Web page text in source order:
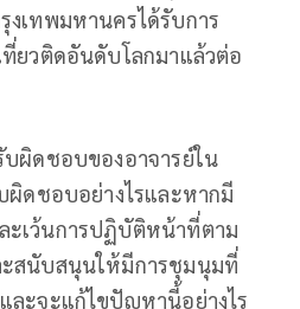
งเทพ​มหานคร​ได้รับการ
ที่ยวติดอันดับ​โลกมาแล้วต่อ
บผิดชอบ​ของอาจารย์ใน
ผิดชอบอย่างไรและหากมี
เว้นการปฏิบัติ​หน้าที่​ตาม
สนับสนุน​ให้มีการชุมนุม​ที่
ละจะแก้ไขปัญหา​นี้อย่างไร